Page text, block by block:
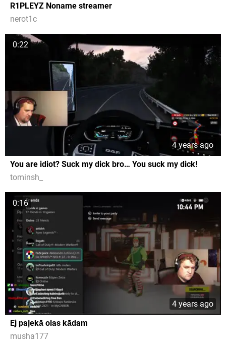
R1PLEYZ Noname streamer
nerot1c
0:22
4 years ago
You are idiot? Suck my dick bro… You suck my dick!
tominsh_
0:16
4 years ago
Ej paļekā olas kādam
musha177